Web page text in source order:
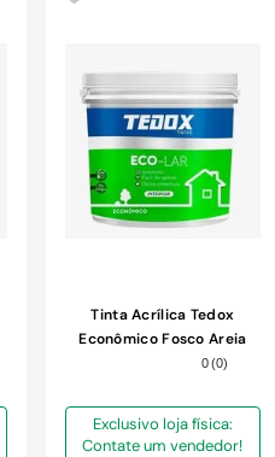
Tinta Acrílica Tedox
Econômico Fosco Areia
0(0)
Exclusivo loja física:
Contate um vendedor!